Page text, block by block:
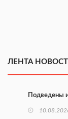
ЛЕНТА
Подведены